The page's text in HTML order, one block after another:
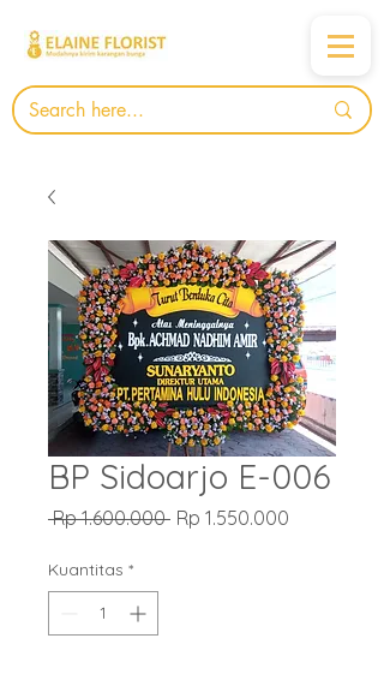
BP Sidoarjo E-006
Rp 1.600.000 Harga
Rp 1.550.000
Kuantitas *